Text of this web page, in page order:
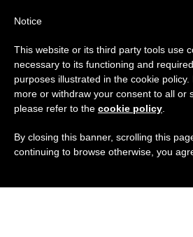
Notice
This website or its third party tools use
necessary to its functioning and
purposes illustrated in the cookie
more or withdraw your consent to all or
please refer to the cookie policy
By closing this banner, scrolling this
continuing to browse otherwise, you